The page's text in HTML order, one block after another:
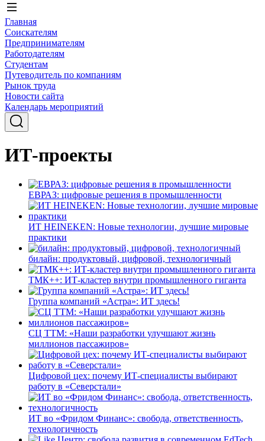
Главная
Соискателям
Предпринимателям
Работодателям
Студентам
Путеводитель по компаниям
Рынок труда
Новости сайта
Календарь мероприятий
ИТ-проекты
ЕВРАЗ: цифровые решения в промышленности
ИТ HEINEKEN: Новые технологии, лучшие мировые
практики
билайн: продуктовый, цифровой, технологичный
ТМК++: ИТ-кластер внутри промышленного гиганта
Группа компаний «Астра»: ИТ здесь!
СЦ ТТМ: «Наши разработки улучшают жизнь
миллионов пассажиров»
Цифровой цех: почему ИТ-специалисты выбирают
работу в «Северстали»
ИТ во «Фридом Финанс»: свобода, ответственность,
технологичность